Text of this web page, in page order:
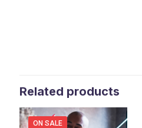
Related products
ON SALE